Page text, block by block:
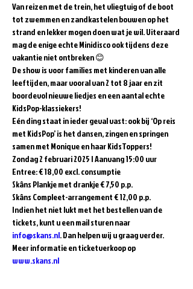
Van reizen met de trein, het vliegtuig of de boot
tot zwemmen en zandkastelen bouwen op het
strand en lekker mogen doen wat je wil. Uiteraard
mag de enige echte Minidisco ook tijdens deze
vakantie niet ontbreken 😊
De show is voor families met kinderen van alle
leeftijden, maar vooral van 2 tot 8 jaar en zit
boordevol nieuwe liedjes en een aantal echte
KidsPop-klassiekers!
Eén ding staat in ieder geval vast: ook bij ‘Op reis
met KidsPop’ is het dansen, zingen en springen
samen met Monique en haar KidsToppers!
Zondag 2 februari 2025 | Aanvang 15:00 uur
Entree: € 18,00 excl. consumptie
Skâns Plankje met drankje € 7,50 p.p.
Skâns Compleet-arrangement € 12,00 p.p.
Indien het niet lukt met het bestellen van de
tickets, kunt u een mail sturen naar
info@skans.nl. Dan helpen wij u graag verder.
Meer informatie en ticketverkoop op
www.skans.nl